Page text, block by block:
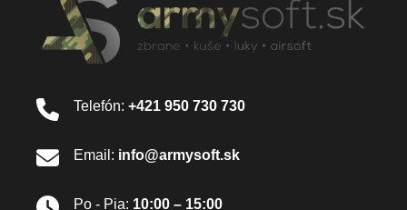
Telefón: +421 950 730 730
Email: info@armysoft.sk
Po - Pia: 10:00 – 15:00